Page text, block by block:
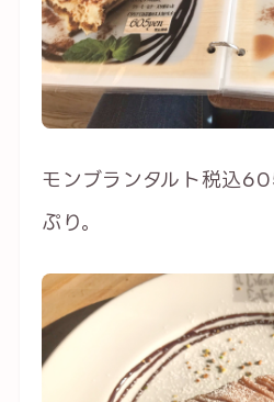
モンブランタルト税込
ぷり。